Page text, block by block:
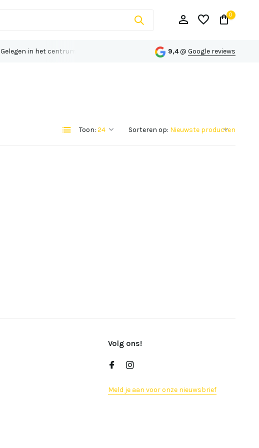
0
Gelegen in het centrum van Echt Persoonlijk advies op maat
9,4@ Google reviews
Toon: Sorteren op:
Volg ons!
Meld je aan voor onze nieuwsbrief